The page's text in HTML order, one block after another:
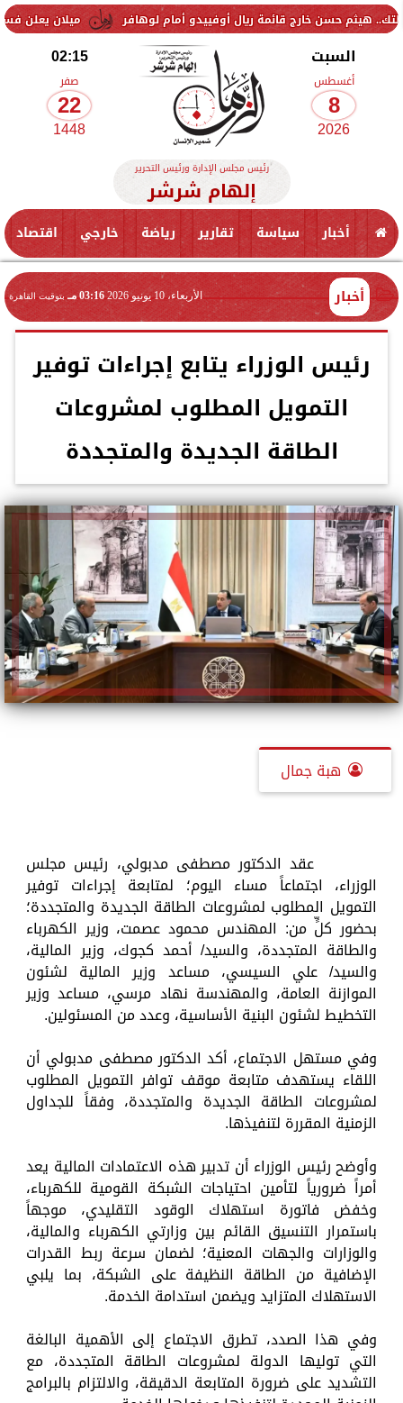
ميلان يعلن فسخ عقد خارج قائمة ريال أوفييدو أمام لوهافر
السبت
أغسطس
8
2026
02:15
صفر
22
1448
رئيس مجلس الإدارة ورئيس التحرير
إلهام شرشر
أخبار سياسة تقارير رياضة خارجي اقتصاد
أخبار الأربعاء، 10 يونيو 2026 03:16 مـ بتوقيت القاهرة
رئيس الوزراء يتابع إجراءات توفير
التمويل المطلوب لمشروعات
الطاقة الجديدة والمتجددة
هبة جمال
عقد الدكتور مصطفى مدبولي، رئيس مجلس
الوزراء، اجتماعاً مساء اليوم؛ لمتابعة إجراءات توفير
التمويل المطلوب لمشروعات الطاقة الجديدة والمتجددة؛
بحضور كلٍّ من: المهندس محمود عصمت، وزير الكهرباء
والطاقة المتجددة، والسيد/ أحمد كجوك، وزير المالية،
والسيد/ علي السيسي، مساعد وزير المالية لشئون
الموازنة العامة، والمهندسة نهاد مرسي، مساعد وزير
التخطيط لشئون البنية الأساسية، وعدد من المسئولين.
وفي مستهل الاجتماع، أكد الدكتور مصطفى مدبولي أن
اللقاء يستهدف متابعة موقف توافر التمويل المطلوب
لمشروعات الطاقة الجديدة والمتجددة، وفقاً للجداول
الزمنية المقررة لتنفيذها.
وأوضح رئيس الوزراء أن تدبير هذه الاعتمادات المالية يعد
أمراً ضرورياً لتأمين احتياجات الشبكة القومية للكهرباء،
وخفض فاتورة استهلاك الوقود التقليدي، موجهاً
باستمرار التنسيق القائم بين وزارتي الكهرباء والمالية،
والوزارات والجهات المعنية؛ لضمان سرعة ربط القدرات
الإضافية من الطاقة النظيفة على الشبكة، بما يلبي
الاستهلاك المتزايد ويضمن استدامة الخدمة.
وفي هذا الصدد، تطرق الاجتماع إلى الأهمية البالغة
التي توليها الدولة لمشروعات الطاقة المتجددة، مع
التشديد على ضرورة المتابعة الدقيقة، والالتزام بالبرامج